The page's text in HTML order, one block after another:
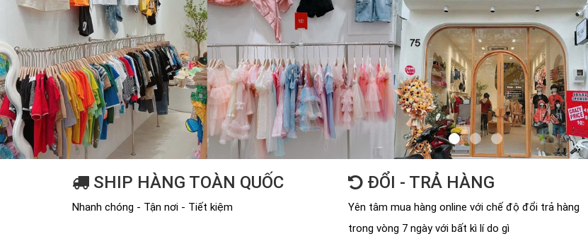
SHIP HÀNG TOÀN QUỐC
Nhanh chóng - Tận nơi - Tiết kiệm
ĐỔI - TRẢ HÀNG
Yên tâm mua hàng online với chế độ đổi trả hàng
trong vòng 7 ngày với bất kì lí do gì